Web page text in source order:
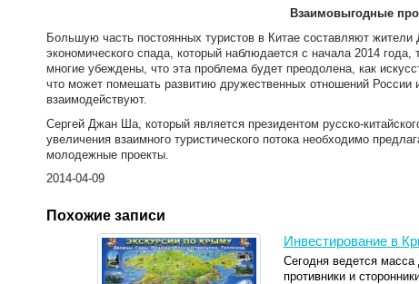
Взаимовыгодные
Большую часть постоянных туристов в Китае составляют
экономического спада, который наблюдается с начала 2014 года,
многие убеждены, что эта проблема будет преодолена, как
что может помешать развитию дружественных отношений России
взаимодействуют.
Сергей Джан Ша, который является президентом русско-
увеличения взаимного туристического потока необходимо
молодежные проекты.
2014-04-09
Похожие записи
Инвестирование в
Сегодня ведется
противники и